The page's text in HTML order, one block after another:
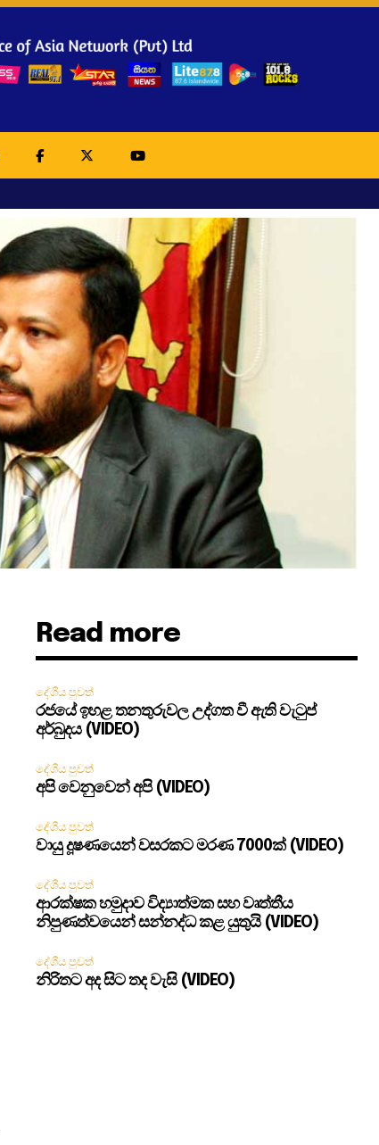
Read more
දේශීය පුවත්
රජයේ ඉහළ තනතුරුවල උද්ගත වී ඇති වැටුප්
අර්බුදය (VIDEO)
දේශීය පුවත්
අපි වෙනුවෙන් අපි (VIDEO)
දේශීය පුවත්
වායු දූෂණයෙන් වසරකට මරණ 7000ක් (VIDEO)
දේශීය පුවත්
ආරක්ෂක හමුදාව විද්‍යාත්මක සහ වෘත්තීය
නිපුණත්වයෙන් සන්නද්ධ කළ යුතුයි (VIDEO)
දේශීය පුවත්
නිරිතට අද සිට තද වැසි (VIDEO)